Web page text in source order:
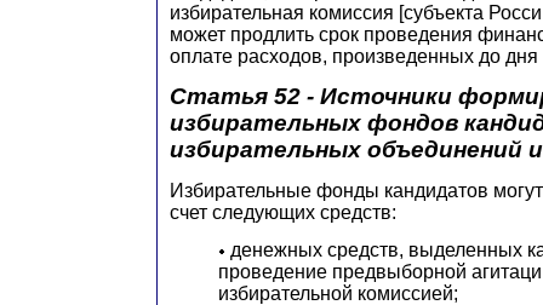
избирательная комиссия [субъекта
может продлить срок проведения
оплате расходов, произведенных до
Статья 52 - Источники
избирательных фондов
избирательных объединений
Избирательные фонды кандидатов
счет следующих средств:
денежных средств, выделенных
проведение предвыборной
избирательной комиссией;